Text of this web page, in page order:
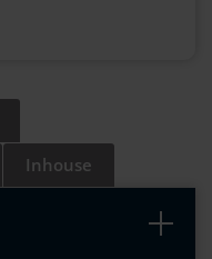
Inhouse